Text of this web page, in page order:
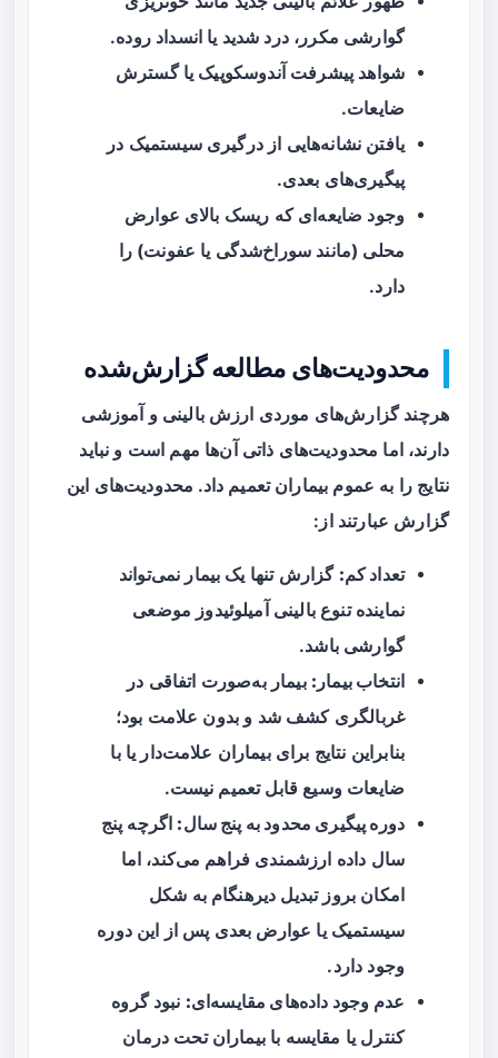
گوارشی مکرر، درد شدید یا انسداد روده.
شواهد پیشرفت آندوسکوپیک یا گسترش
ضایعات.
یافتن نشانه‌هایی از درگیری سیستمیک در
پیگیری‌های بعدی.
وجود ضایعه‌ای که ریسک بالای عوارض
محلی (مانند سوراخ‌شدگی یا عفونت) را
دارد.
محدودیت‌های مطالعه گزارش‌شده
هرچند گزارش‌های موردی ارزش بالینی و آموزشی
دارند، اما محدودیت‌های ذاتی آن‌ها مهم است و نباید
نتایج را به عموم بیماران تعمیم داد. محدودیت‌های این
گزارش عبارتند از:
تعداد کم: گزارش تنها یک بیمار نمی‌تواند
نماینده تنوع بالینی آمیلوئیدوز موضعی
گوارشی باشد.
انتخاب بیمار: بیمار به‌صورت اتفاقی در
غربالگری کشف شد و بدون علامت بود؛
بنابراین نتایج برای بیماران علامت‌دار یا با
ضایعات وسیع قابل تعمیم نیست.
دوره پیگیری محدود به پنج سال: اگرچه پنج
سال داده ارزشمندی فراهم می‌کند، اما
امکان بروز تبدیل دیرهنگام به شکل
سیستمیک یا عوارض بعدی پس از این دوره
وجود دارد.
عدم وجود داده‌های مقایسه‌ای: نبود گروه
کنترل یا مقایسه با بیماران تحت درمان